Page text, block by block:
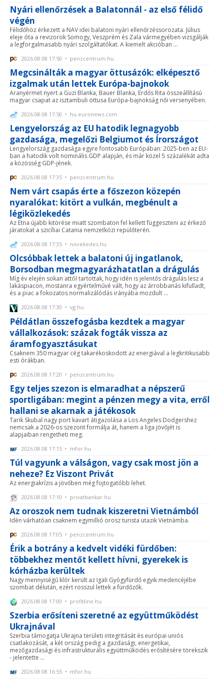
Nyári ellenőrzések a Balatonnál - az első félidő
végén
Félidőhöz érkezett a NAV idei balatoni nyári ellenőrzéssorozata. Július
eleje óta a revizorok Somogy, Veszprém és Zala vármegyében vizsgálják
a legforgalmasabb nyári szolgáltatókat. A kiemelt akcióban ...
2026.08.08 17:50 • penzcentrum.hu
Megcsinálták a magyar öttusázók: elképesztő
izgalmak után lettek Európa-bajnokok
Aranyérmet nyert a Guzi Blanka, Bauer Blanka, Erdős Rita összeállítású
magyar csapat az isztambuli öttusa Európa-bajnokság női versenyében.
2026.08.08 17:50 • hu.euronews.com
Lengyelország az EU hatodik legnagyobb
gazdasága, megelőzi Belgiumot és Írországot
Lengyelország gazdasága egyre fontosabb Európában: 2025-ben az EU-
ban a hatodik volt nominális GDP alapján, és már közel 5 százalékát adta
a közösség GDP-jének.
2026.08.08 17:35 • penzcentrum.hu
Nem várt csapás érte a főszezon közepén
nyaralókat: kitört a vulkán, megbénult a
légiközlekedés
Az Etna újabb kitörése miatt szombaton fel kellett függeszteni az érkező
járatokat a szicíliai Catania nemzetközi repülőterén.
2026.08.08 17:35 • novekedes.hu
Olcsóbbak lettek a balatoni új ingatlanok,
Borsodban megmagyarázhatatlan a drágulás
Míg év elején sokan attól tartottak, hogy idén is jelentős drágulás lesz a
lakáspiacon, mostanra egyértelművé vált, hogy az árrobbanás kifulladt,
és a piac a fokozatos normalizálódás irányába mozdult ...
2026.08.08 17:30 • vg.hu
Példátlan összefogásba kezdtek a magyar
vállalkozások: százak fogták vissza az
áramfogyasztásukat
Csaknem 350 magyar cég takarékoskodott az energiával a legkritikusabb
esti órákban.
2026.08.08 17:20 • penzcentrum.hu
Egy teljes szezon is elmaradhat a népszerű
sportligában: megint a pénzen megy a vita, erről
hallani se akarnak a játékosok
Tarik Skubal nagy port kavart átigazolása a Los Angeles Dodgershez
nemcsak a 2026-os szezont formálja át, hanem a liga jövőjét is
alapjaiban rengetheti meg.
2026.08.08 17:15 • mfor.hu
Túl vagyunk a válságon, vagy csak most jön a
neheze? Ez Viszont Privát
Az energiakrízis a jövőben még fojtogatóbb lehet.
2026.08.08 17:10 • privatbankar.hu
Az oroszok nem tudnak kiszeretni Vietnámból
Idén várhatóan csaknem egymillió orosz turista utazik Vietnámba.
2026.08.08 17:05 • penzcentrum.hu
Érik a botrány a kedvelt vidéki fürdőben:
többekhez mentőt kellett hívni, gyerekek is
kórházba kerültek
Nagy mennyiségű klór került az Igali Gyógyfürdő egyik medencéjébe
szombat délután, ezért rosszul lettek a fürdőzők.
2026.08.08 17:00 • profitline.hu
Szerbia erősíteni szeretné az együttműködést
Ukrajnával
Szerbia támogatja Ukrajna területi integritását és európai uniós
csatlakozását, a két ország pedig a gazdasági, energetikai,
mezőgazdasági és infrastrukturális együttműködés erősítésére törekszik
- jelentette ...
2026.08.08 16:55 • mfor.hu